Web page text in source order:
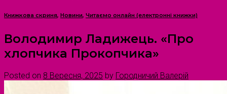
Книжкова скриня, Новини, Читаємо онлайн (електронні книжки)
Володимир Ладижець. «Про
хлопчика Прокопчика»
Posted on 8 Вересня, 2025 by Городничий Валерій